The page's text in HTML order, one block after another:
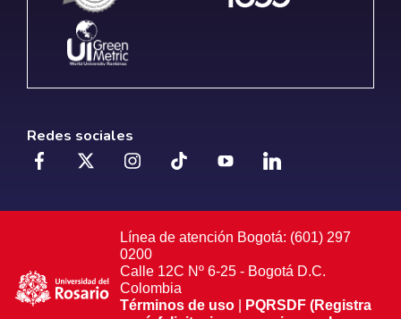
Redes sociales
Línea de atención Bogotá: (601) 297
0200
Calle 12C Nº 6-25 - Bogotá D.C.
Colombia
Términos de uso|
PQRSDF (Registra